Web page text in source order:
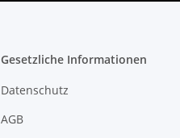
Gesetzliche Informationen
Datenschutz
AGB